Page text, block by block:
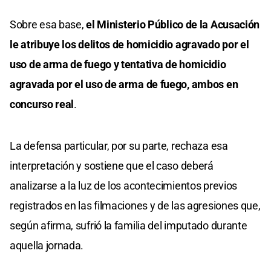
Sobre esa base,el Ministerio Público de la Acusación
le atribuye los delitos de homicidio agravado por el
uso de arma de fuego y tentativa de homicidio
agravada por el uso de arma de fuego, ambos en
concurso real .
La defensa particular, por su parte, rechaza esa
interpretación y sostiene que el caso deberá
analizarse a la luz de los acontecimientos previos
registrados en las filmaciones y de las agresiones que,
según afirma, sufrió la familia del imputado durante
aquella jornada.